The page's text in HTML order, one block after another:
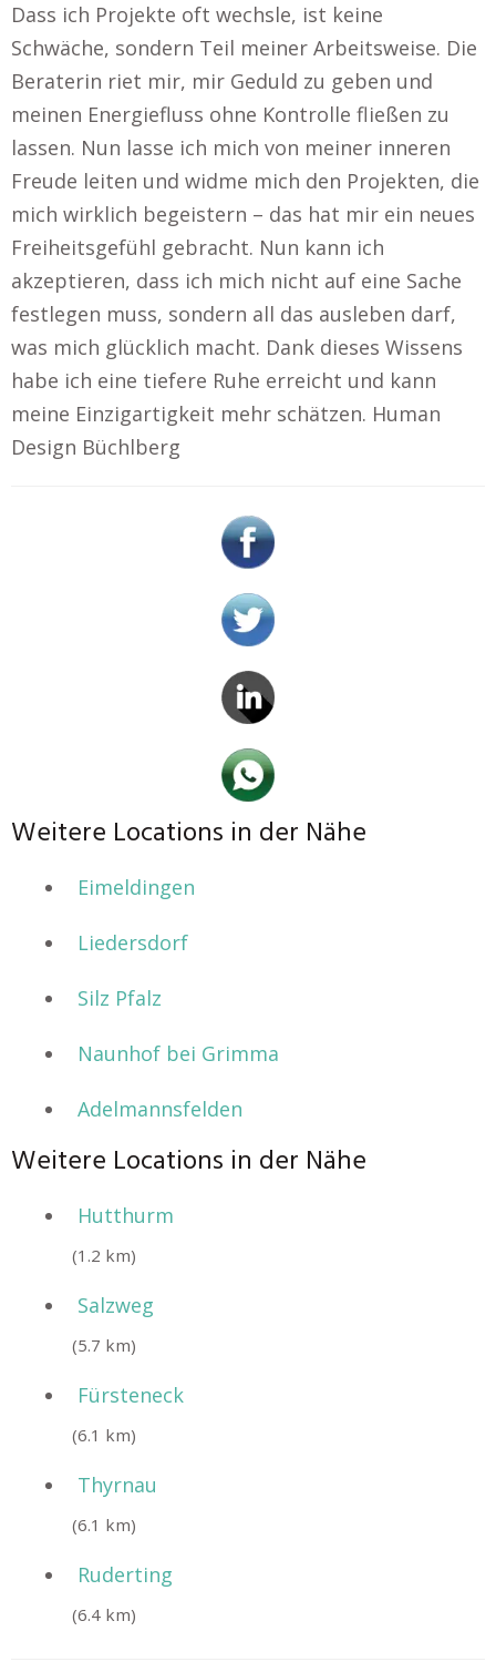
Dass ich Projekte oft wechsle, ist keine
Schwäche, sondern Teil meiner Arbeitsweise. Die
Beraterin riet mir, mir Geduld zu geben und
meinen Energiefluss ohne Kontrolle fließen zu
lassen. Nun lasse ich mich von meiner inneren
Freude leiten und widme mich den Projekten, die
mich wirklich begeistern – das hat mir ein neues
Freiheitsgefühl gebracht. Nun kann ich
akzeptieren, dass ich mich nicht auf eine Sache
festlegen muss, sondern all das ausleben darf,
was mich glücklich macht. Dank dieses Wissens
habe ich eine tiefere Ruhe erreicht und kann
meine Einzigartigkeit mehr schätzen. Human
Design Büchlberg
Weitere Locations in der Nähe
Eimeldingen
Liedersdorf
Silz Pfalz
Naunhof bei Grimma
Adelmannsfelden
Weitere Locations in der Nähe
Hutthurm
(1.2 km)
Salzweg
(5.7 km)
Fürsteneck
(6.1 km)
Thyrnau
(6.1 km)
Ruderting
(6.4 km)